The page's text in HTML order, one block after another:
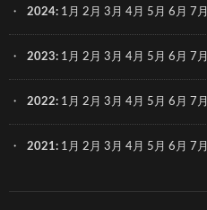
2024: 1月 2月 3月 4月 5月 6月 7月
2023: 1月 2月 3月 4月 5月 6月 7月
2022: 1月 2月 3月 4月 5月 6月 7月
2021: 1月 2月 3月 4月 5月 6月 7月